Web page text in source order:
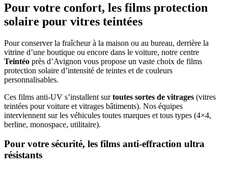
Pour votre confort, les films protection
solaire pour vitres teintées
Pour conserver la fraîcheur à la maison ou au bureau, derrière la
vitrine d’une boutique ou encore dans le voiture, notre centre
Teintéo près d’Avignon vous propose un vaste choix de films
protection solaire d’intensité de teintes et de couleurs
personnalisables.
Ces films anti-UV s’installent surtoutes sortes de vitrages (vitres
teintées pour voiture et vitrages bâtiments). Nos équipes
interviennent sur les véhicules toutes marques et tous types (4×4,
berline, monospace, utilitaire).
Pour votre sécurité, les films anti-effraction ultra
résistants